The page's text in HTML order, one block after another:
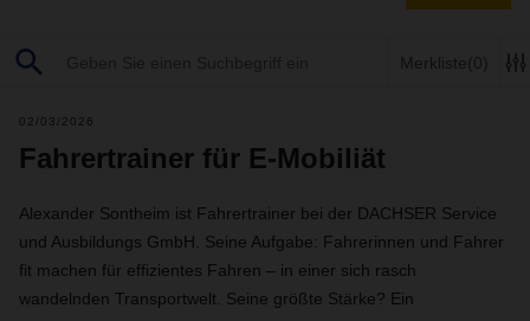
Merkliste(0)
02/03/2026
Fahrertrainer für E-Mobiliät
Alexander Sontheim ist Fahrertrainer bei der DACHSER Service
und Ausbildungs GmbH. Seine Aufgabe: Fahrerinnen und Fahrer
fit machen für effizientes Fahren – in einer sich rasch
wandelnden Transportwelt. Seine größte Stärke? Ein